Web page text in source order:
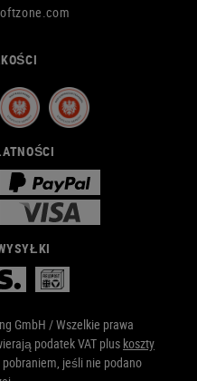
GmbH / Wszelkie prawa
podatek VAT plus koszty
pobraniem, jeśli nie podano